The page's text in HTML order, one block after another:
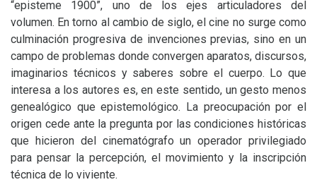
“episteme 1900”, uno de los ejes articuladores del
volumen. En torno al cambio de siglo, el cine no surge como
culminación progresiva de invenciones previas, sino en un
campo de problemas donde convergen aparatos, discursos,
imaginarios técnicos y saberes sobre el cuerpo. Lo que
interesa a los autores es, en este sentido, un gesto menos
genealógico que epistemológico. La preocupación por el
origen cede ante la pregunta por las condiciones históricas
que hicieron del cinematógrafo un operador privilegiado
para pensar la percepción, el movimiento y la inscripción
técnica de lo viviente.